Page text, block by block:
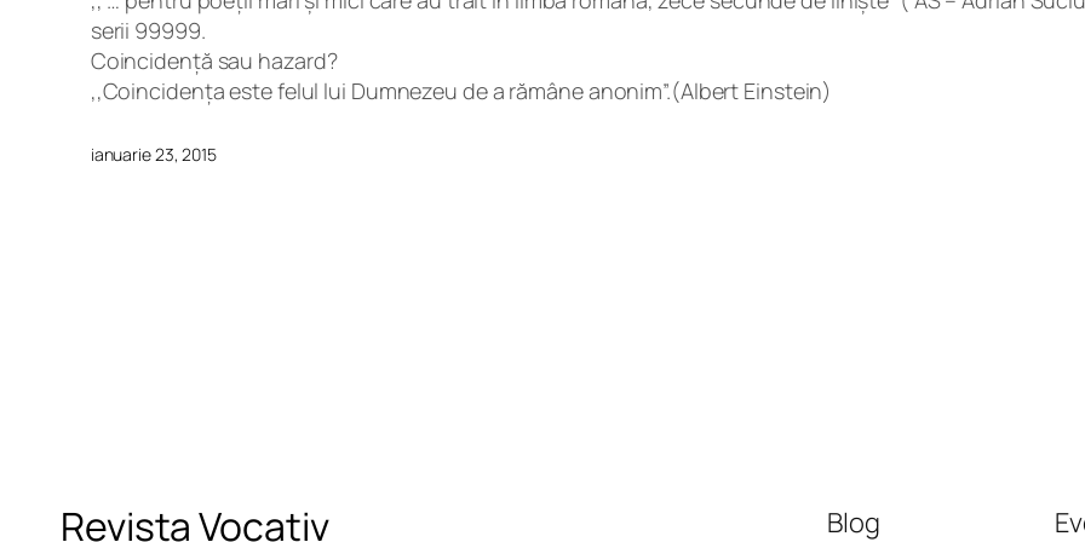
serii 99999.
Coincidență sau hazard?
,,Coincidenţa este felul lui Dumnezeu de a rămâne anonim”.(Albert Einstein)
ianuarie 23, 2015
Revista Vocativ
Blog